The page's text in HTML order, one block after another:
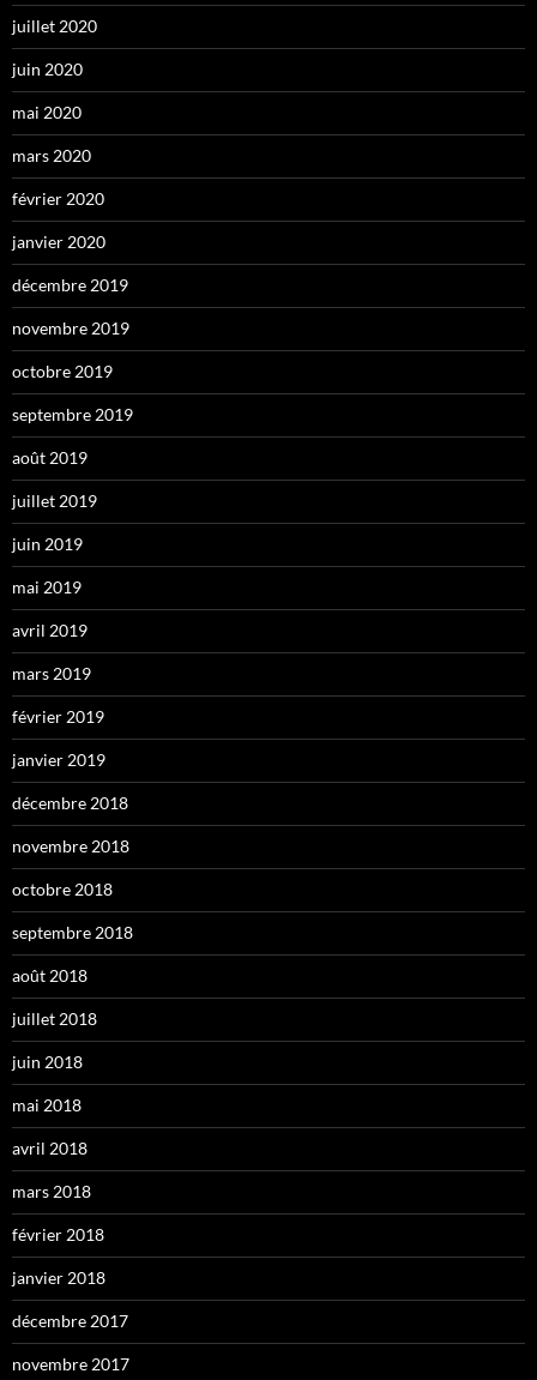
juillet 2020
juin 2020
mai 2020
mars 2020
février 2020
janvier 2020
décembre 2019
novembre 2019
octobre 2019
septembre 2019
août 2019
juillet 2019
juin 2019
mai 2019
avril 2019
mars 2019
février 2019
janvier 2019
décembre 2018
novembre 2018
octobre 2018
septembre 2018
août 2018
juillet 2018
juin 2018
mai 2018
avril 2018
mars 2018
février 2018
janvier 2018
décembre 2017
novembre 2017